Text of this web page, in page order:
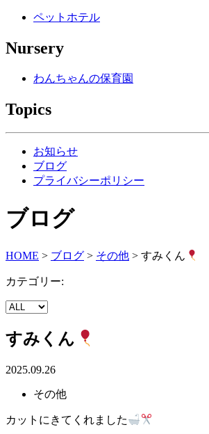
ペットホテル
Nursery
わんちゃんの保育園
Topics
お知らせ
ブログ
プライバシーポリシー
ブログ
HOME > ブログ > その他 > すみくん
カテゴリー:
すみくん
2025.09.26
その他
カットにきてくれました